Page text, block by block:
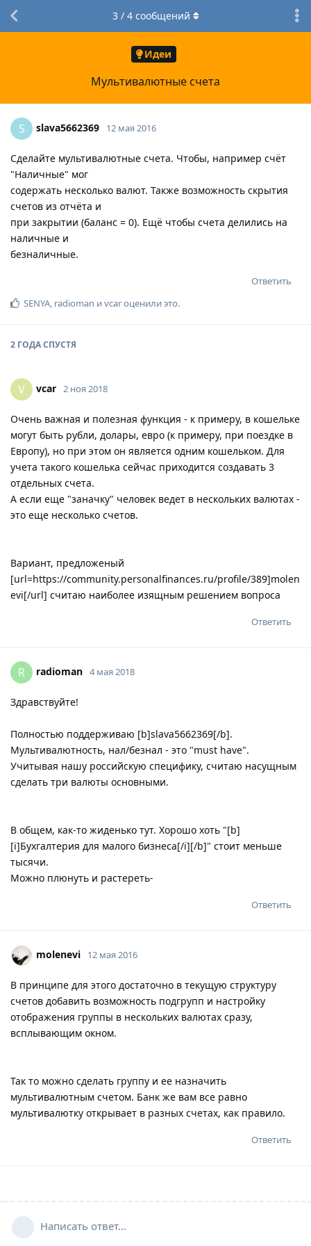
Идеи
Мультивалютные счета
3 / 4сообщений
S slava5662369 12 мая 2016
Сделайте мультивалютные счета. Чтобы, например счёт
"Наличные" мог
содержать несколько валют. Также возможность скрытия
счетов из отчёта и
при закрытии (баланс = 0). Ещё чтобы счета делились на
наличные и
безналичные.
Ответить
SENYA, radioman иvcarоценили это.
2 ГОДАСПУСТЯ
V vcar 2 ноя 2018
Очень важная и полезная функция - к примеру, в кошельке
могут быть рубли, долары, евро (к примеру, при поездке в
Европу), но при этом он является одним кошельком. Для
учета такого кошелька сейчас приходится создавать 3
отдельных счета.
А если еще "заначку" человек ведет в нескольких валютах -
это еще несколько счетов.
Вариант, предложеный
[url=https://community.personalfinances.ru/profile/389]molen
evi[/url] считаю наиболее изящным решением вопроса
Ответить
R radioman 4 мая 2018
Здравствуйте!
Полностью поддерживаю [b]slava5662369[/b].
Мультивалютность, нал/безнал - это "must have".
Учитывая нашу российскую специфику, считаю насущным
сделать три валюты основными.
В общем, как-то жиденько тут. Хорошо хоть "[b]
[i]Бухгалтерия для малого бизнеса[/i][/b]" стоит меньше
тысячи.
Можно плюнуть и растереть-
Ответить
molenevi 12 мая 2016
В принципе для этого достаточно в текущую структуру
счетов добавить возможность подгрупп и настройку
отображения группы в нескольких валютах сразу,
всплывающим окном.
Так то можно сделать группу и ее назначить
мультивалютным счетом. Банк же вам все равно
мультивалютку открывает в разных счетах, как правило.
Ответить
Написать ответ...